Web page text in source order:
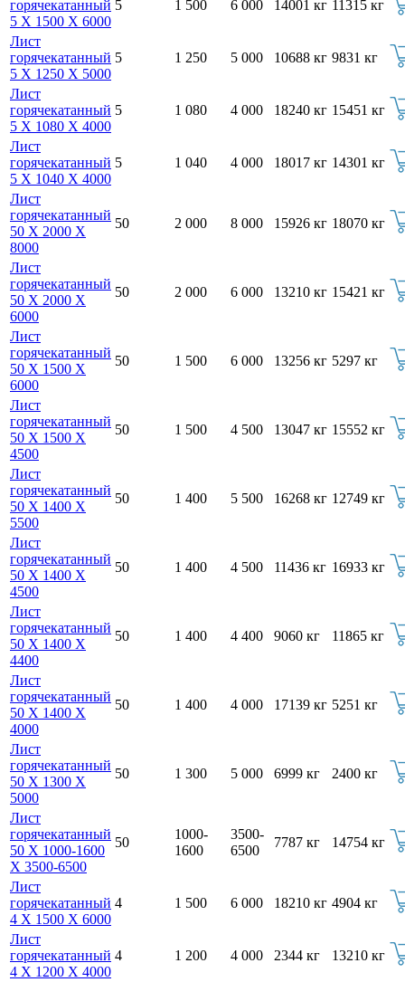
горячекатанный
5 Х 1500 Х 6000
5 1 500 6 000 14001 кг 11315 кг
Лист
горячекатанный
5 Х 1250 Х 5000
5 1 250 5 000 10688 кг 9831 кг
Лист
горячекатанный
5 Х 1080 Х 4000
5 1 080 4 000 18240 кг 15451 кг
Лист
горячекатанный
5 Х 1040 Х 4000
5 1 040 4 000 18017 кг 14301 кг
Лист
горячекатанный
50 Х 2000 Х
8000
50 2 000 8 000 15926 кг 18070 кг
Лист
горячекатанный
50 Х 2000 Х
6000
50 2 000 6 000 13210 кг 15421 кг
Лист
горячекатанный
50 Х 1500 Х
6000
50 1 500 6 000 13256 кг 5297 кг
Лист
горячекатанный
50 Х 1500 Х
4500
50 1 500 4 500 13047 кг 15552 кг
Лист
горячекатанный
50 Х 1400 Х
5500
50 1 400 5 500 16268 кг 12749 кг
Лист
горячекатанный
50 Х 1400 Х
4500
50 1 400 4 500 11436 кг 16933 кг
Лист
горячекатанный
50 Х 1400 Х
4400
50 1 400 4 400 9060 кг 11865 кг
Лист
горячекатанный
50 Х 1400 Х
4000
50 1 400 4 000 17139 кг 5251 кг
Лист
горячекатанный
50 Х 1300 Х
5000
50 1 300 5 000 6999 кг 2400 кг
Лист
горячекатанный
50 Х 1000-1600
Х 3500-6500
50
1000-
1600
3500-
6500
7787 кг 14754 кг
Лист
горячекатанный
4 Х 1500 Х 6000
4 1 500 6 000 18210 кг 4904 кг
Лист
горячекатанный
4 Х 1200 Х 4000
4 1 200 4 000 2344 кг 13210 кг